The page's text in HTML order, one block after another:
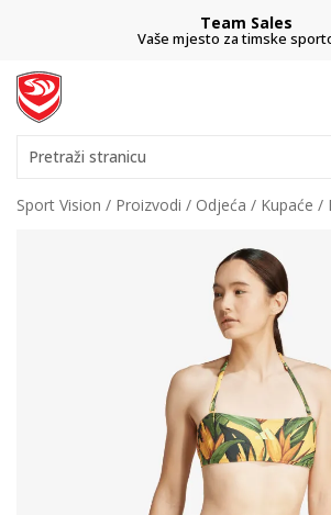
Team Sales
Vaše mjesto za timske
Pretraži stranicu
Sport Vision Proizvodi Odjeća Kupaće